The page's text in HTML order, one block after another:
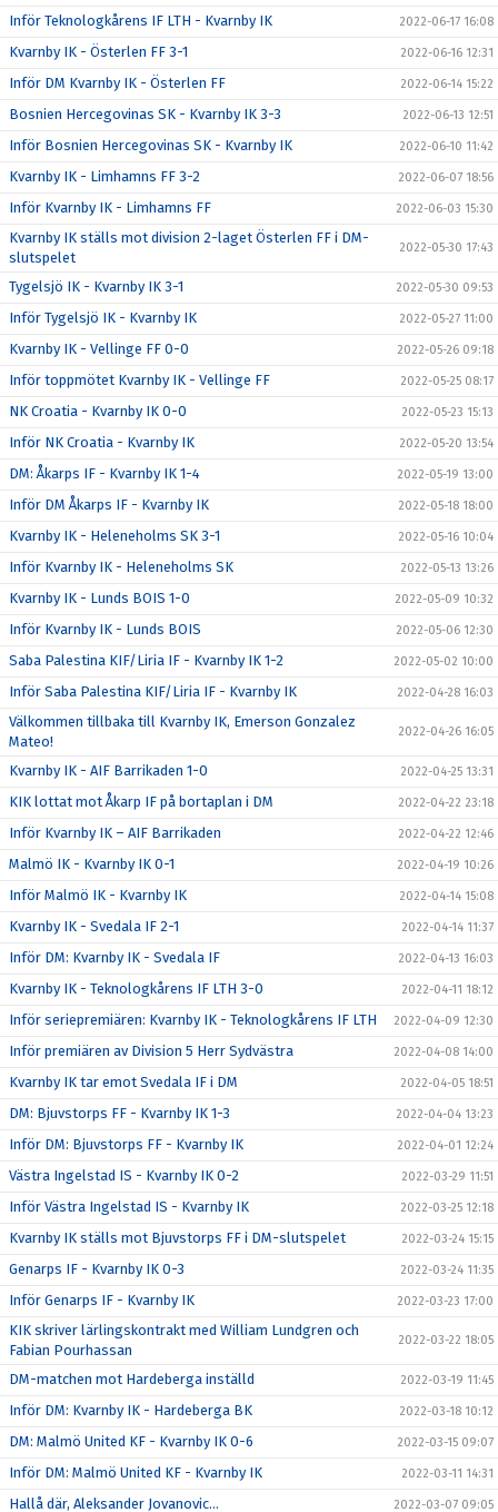
Inför Teknologkårens IF LTH - Kvarnby IK 2022-06-17 16:08
Kvarnby IK - Österlen FF 3-1 2022-06-16 12:31
Inför DM Kvarnby IK - Österlen FF 2022-06-14 15:22
Bosnien Hercegovinas SK - Kvarnby IK 3-3 2022-06-13 12:51
Inför Bosnien Hercegovinas SK - Kvarnby IK 2022-06-10 11:42
Kvarnby IK - Limhamns FF 3-2 2022-06-07 18:56
Inför Kvarnby IK - Limhamns FF 2022-06-03 15:30
Kvarnby IK ställs mot division 2-laget Österlen FF i DM-
slutspelet
2022-05-30 17:43
Tygelsjö IK - Kvarnby IK 3-1 2022-05-30 09:53
Inför Tygelsjö IK - Kvarnby IK 2022-05-27 11:00
Kvarnby IK - Vellinge FF 0-0 2022-05-26 09:18
Inför toppmötet Kvarnby IK - Vellinge FF 2022-05-25 08:17
NK Croatia - Kvarnby IK 0-0 2022-05-23 15:13
Inför NK Croatia - Kvarnby IK 2022-05-20 13:54
DM: Åkarps IF - Kvarnby IK 1-4 2022-05-19 13:00
Inför DM Åkarps IF - Kvarnby IK 2022-05-18 18:00
Kvarnby IK - Heleneholms SK 3-1 2022-05-16 10:04
Inför Kvarnby IK - Heleneholms SK 2022-05-13 13:26
Kvarnby IK - Lunds BOIS 1-0 2022-05-09 10:32
Inför Kvarnby IK - Lunds BOIS 2022-05-06 12:30
Saba Palestina KIF/Liria IF - Kvarnby IK 1-2 2022-05-02 10:00
Inför Saba Palestina KIF/Liria IF - Kvarnby IK 2022-04-28 16:03
Välkommen tillbaka till Kvarnby IK, Emerson Gonzalez
Mateo!
2022-04-26 16:05
Kvarnby IK - AIF Barrikaden 1-0 2022-04-25 13:31
KIK lottat mot Åkarp IF på bortaplan i DM 2022-04-22 23:18
Inför Kvarnby IK – AIF Barrikaden 2022-04-22 12:46
Malmö IK - Kvarnby IK 0-1 2022-04-19 10:26
Inför Malmö IK - Kvarnby IK 2022-04-14 15:08
Kvarnby IK - Svedala IF 2-1 2022-04-14 11:37
Inför DM: Kvarnby IK - Svedala IF 2022-04-13 16:03
Kvarnby IK - Teknologkårens IF LTH 3-0 2022-04-11 18:12
Inför seriepremiären: Kvarnby IK - Teknologkårens IF LTH 2022-04-09 12:30
Inför premiären av Division 5 Herr Sydvästra 2022-04-08 14:00
Kvarnby IK tar emot Svedala IF i DM 2022-04-05 18:51
DM: Bjuvstorps FF - Kvarnby IK 1-3 2022-04-04 13:23
Inför DM: Bjuvstorps FF - Kvarnby IK 2022-04-01 12:24
Västra Ingelstad IS - Kvarnby IK 0-2 2022-03-29 11:51
Inför Västra Ingelstad IS - Kvarnby IK 2022-03-25 12:18
Kvarnby IK ställs mot Bjuvstorps FF i DM-slutspelet 2022-03-24 15:15
Genarps IF - Kvarnby IK 0-3 2022-03-24 11:35
Inför Genarps IF - Kvarnby IK 2022-03-23 17:00
KIK skriver lärlingskontrakt med William Lundgren och
Fabian Pourhassan
2022-03-22 18:05
DM-matchen mot Hardeberga inställd 2022-03-19 11:45
Inför DM: Kvarnby IK - Hardeberga BK 2022-03-18 10:12
DM: Malmö United KF - Kvarnby IK 0-6 2022-03-15 09:07
Inför DM: Malmö United KF - Kvarnby IK 2022-03-11 14:31
Hallå där, Aleksander Jovanovic... 2022-03-07 09:05